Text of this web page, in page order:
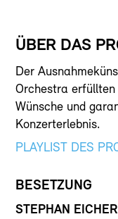
ÜBER DAS
Der
Orchestra
Wünsche und
Konzerterlebnis.
PLAYLIST DES
BESETZUNG
STEPHAN EICHER